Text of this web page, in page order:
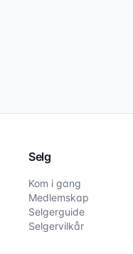
Selg
Kom i gang
Medlemskap
Selgerguide
Selgervilkår